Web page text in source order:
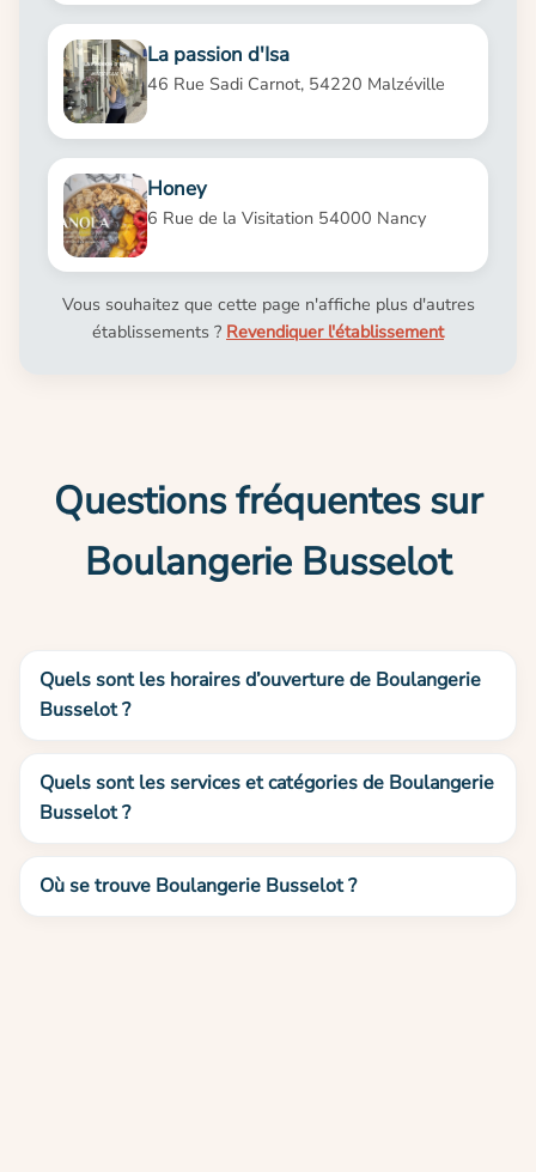
La passion d'Isa
46 Rue Sadi Carnot, 54220 Malzéville
Honey
6 Rue de la Visitation 54000 Nancy
Vous souhaitez que cette page n'affiche plus d'autres
établissements ? Revendiquer l'établissement
Questions fréquentes sur
Boulangerie Busselot
Quels sont les horaires d’ouverture de Boulangerie
Busselot ?
Quels sont les services et catégories de Boulangerie
Busselot ?
Où se trouve Boulangerie Busselot ?